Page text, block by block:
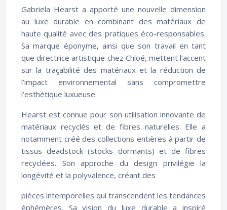
Gabriela Hearst a apporté une nouvelle dimension
au luxe durable en combinant des matériaux de
haute qualité avec des pratiques éco-responsables.
Sa marque éponyme, ainsi que son travail en tant
que directrice artistique chez Chloé, mettent l’accent
sur la traçabilité des matériaux et la réduction de
l’impact environnemental sans compromettre
l’esthétique luxueuse.
Hearst est connue pour son utilisation innovante de
matériaux recyclés et de fibres naturelles. Elle a
notamment créé des collections entières à partir de
tissus deadstock (stocks dormants) et de fibres
recyclées. Son approche du design privilégie la
longévité et la polyvalence, créant des
pièces intemporelles qui transcendent les tendances
éphémères. Sa vision du luxe durable a inspiré